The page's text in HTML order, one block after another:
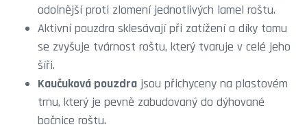
odolnější proti zlomení jednotlivých lamel roštu.
Aktivní pouzdra sklesávají při zatížení a díky tomu
se zvyšuje tvárnost roštu, který tvaruje v celé jeho
šíři.
Kaučuková pouzdra jsou přichyceny na plastovém
trnu, který je pevně zabudovaný do dýhované
bočnice roštu.